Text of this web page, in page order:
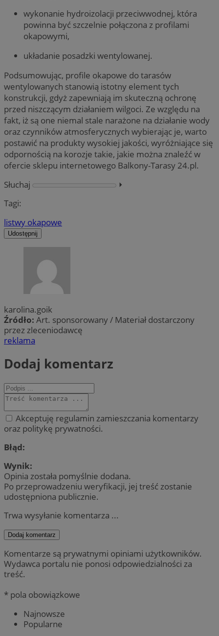
wykonanie hydroizolacji przeciwwodnej, która
powinna być szczelnie połączona z profilami
okapowymi,
układanie posadzki wentylowanej.
Podsumowując, profile okapowe do tarasów
wentylowanych stanowią istotny element tych
konstrukcji, gdyż zapewniają im skuteczną ochronę
przed niszczącym działaniem wilgoci. Ze względu na
fakt, iż są one niemal stale narażone na działanie wody
oraz czynników atmosferycznych wybierając je, warto
postawić na produkty wysokiej jakości, wyróżniające się
odpornością na korozje takie, jakie można znaleźć w
ofercie sklepu internetowego Balkony-Tarasy 24.pl.
Słuchaj
⏵︎
Tagi:
listwy okapowe
Udostępnij
karolina.goik
Źródło: Art. sponsorowany / Materiał dostarczony
przez zleceniodawcę
reklama
Dodaj komentarz
Akceptuję regulamin zamieszczania komentarzy
oraz politykę prywatności.
Błąd:
Wynik:
Opinia została pomyślnie dodana.
Po przeprowadzeniu weryfikacji, jej treść zostanie
udostępniona publicznie.
Trwa wysyłanie komentarza ...
Dodaj komentarz
Komentarze są prywatnymi opiniami użytkowników.
Wydawca portalu nie ponosi odpowiedzialności za
treść.
* pola obowiązkowe
Najnowsze
Popularne